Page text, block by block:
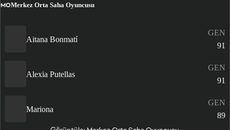
MOMerkez Orta Saha Oyuncusu
Aitana Bonmatí
GEN
91
Alexia Putellas
GEN
91
Mariona
GEN
89